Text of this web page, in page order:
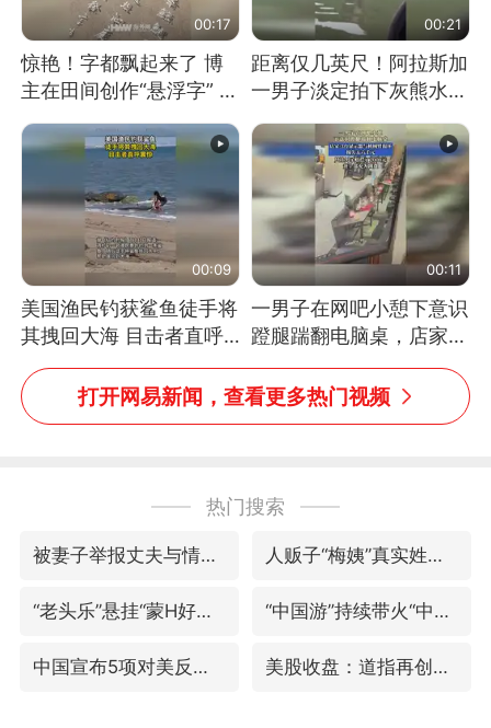
00:17
惊艳！字都飘起来了 博
主在田间创作“悬浮字” 网
友：真·裸眼3D！
00:21
距离仅几英尺！阿拉斯加
一男子淡定拍下灰熊水中
捕食鲑鱼全程
00:09
美国渔民钓获鲨鱼徒手将
其拽回大海 目击者直呼
震惊 （视频来源：参考
消息）
00:11
一男子在网吧小憩下意识
蹬腿踹翻电脑桌，店家3
台显示器与机械臂损坏
打开网易新闻，查看更多热门视频
热门搜索
被妻子举报丈夫与情人一审获刑1年 人贩子“梅姨”真实姓名曝光
“老头乐”悬挂“蒙H好几个8”上路 “中国游”持续带火“中国购”
中国宣布5项对美反制措施 美股收盘：道指再创历史新高